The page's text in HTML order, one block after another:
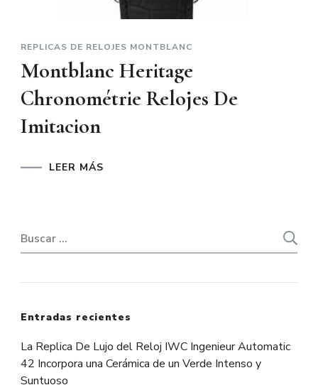
REPLICAS DE RELOJES MONTBLANC
Montblanc Heritage
Chronométrie Relojes De
Imitacion
LEER MÁS
Buscar:
Entradas recientes
La Replica De Lujo del Reloj IWC Ingenieur Automatic
42 Incorpora una Cerámica de un Verde Intenso y
Suntuoso